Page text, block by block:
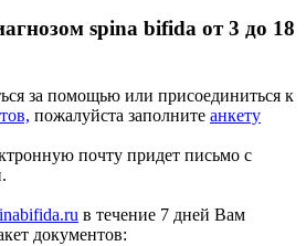
spina bifida от 3 до 18
за помощью или присоединиться к
пожалуйста заполните анкету
почту придет письмо с
в течение 7 дней Вам
документов: